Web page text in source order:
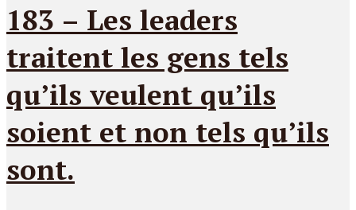
183 – Les leaders
traitent les gens tels
qu’ils veulent qu’ils
soient et non tels qu’ils
sont.